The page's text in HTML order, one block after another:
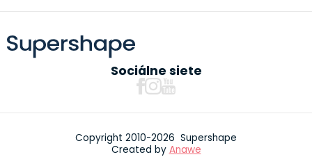
Sociálne siete
Copyright 2010-2026 Supershape
Created by Anawe